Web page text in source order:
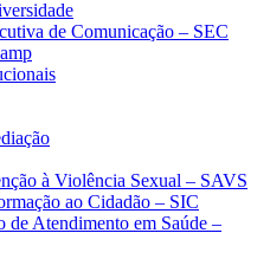
de Comunicação – SEC
à Violência Sexual – SAVS
ao Cidadão – SIC
de Atendimento em Saúde –